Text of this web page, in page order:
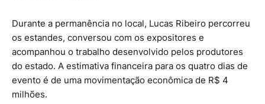
Durante a permanência no local, Lucas Ribeiro percorreu
os estandes, conversou com os expositores e
acompanhou o trabalho desenvolvido pelos produtores
do estado. A estimativa financeira para os quatro dias de
evento é de uma movimentação econômica de R$ 4
milhões.